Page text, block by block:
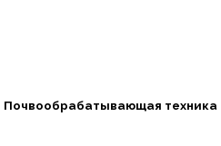
Почвообрабатывающая техника